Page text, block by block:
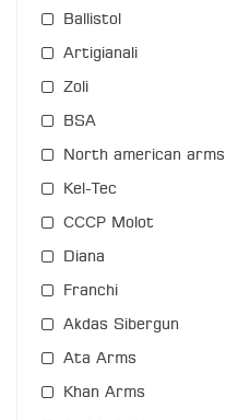
Ballistol
Artigianali
Zoli
BSA
North american arms
Kel-Tec
СССР Molot
Diana
Franchi
Akdas Sibergun
Ata Arms
Khan Arms